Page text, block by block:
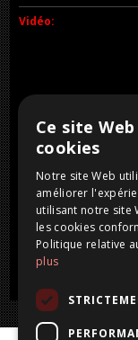
Vidéo:
Ce site
cookies
Notre site Web
améliorer
utilisant notre site
les cookies
Politique relative
plus